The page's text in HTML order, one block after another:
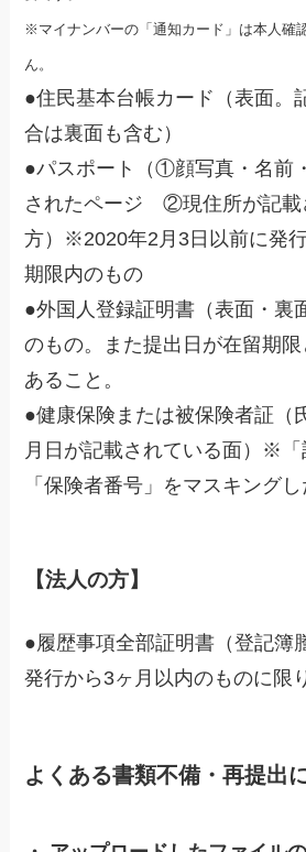
※マイナンバーの「通知カード」は本人確
ん。
●住民基本台帳カード（表面。
合は裏面も含む）
●パスポート（①顔写真・名前
されたページ ②現住所が記載
方）※2020年2月3日以前に発
期限内のもの
●外国人登録証明書（表面・裏
のもの。また提出日が在留期
あること。
●健康保険または被保険者証（
月日が記載されている面）※「
「保険者番号」をマスキング
【法人の方】
●履歴事項全部証明書（登記簿
発行から3ヶ月以内のものに限
よくある書類不備・再提出